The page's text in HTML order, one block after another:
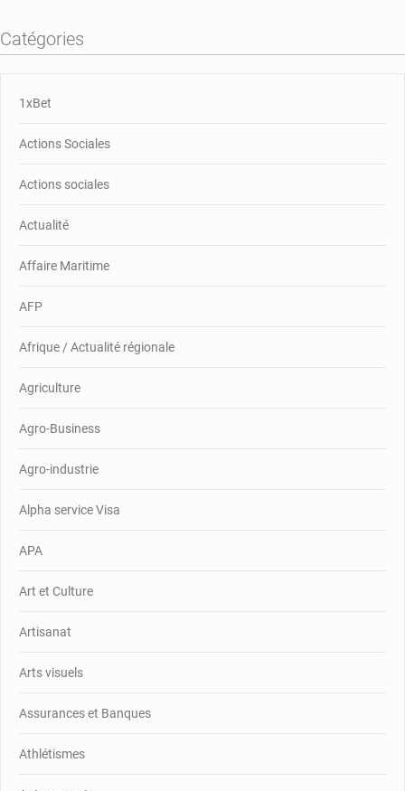
Catégories
1xBet
Actions Sociales
Actions sociales
Actualité
Affaire Maritime
AFP
Afrique / Actualité régionale
Agriculture
Agro-Business
Agro-industrie
Alpha service Visa
APA
Art et Culture
Artisanat
Arts visuels
Assurances et Banques
Athlétismes